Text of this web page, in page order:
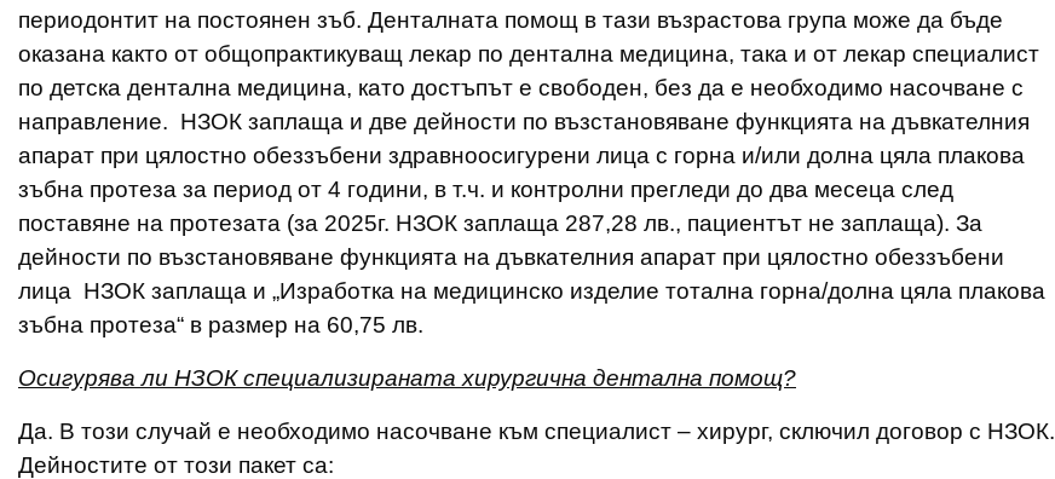
периодонтит на постоянен зъб. Денталната помощ в тази възрастова група може да бъде
оказана както от общопрактикуващ лекар по дентална медицина, така и от лекар специалист
по детска дентална медицина, като достъпът е свободен, без да е необходимо насочване с
направление. НЗОК заплаща и две дейности по възстановяване функцията на дъвкателния
апарат при цялостно обеззъбени здравноосигурени лица с горна и/или долна цяла плакова
зъбна протеза за период от 4 години, в т.ч. и контролни прегледи до два месеца след
поставяне на протезата (за 2025г. НЗОК заплаща 287,28 лв., пациентът не заплаща). За
дейности по възстановяване функцията на дъвкателния апарат при цялостно обеззъбени
лица НЗОК заплаща и „Изработка на медицинско изделие тотална горна/долна цяла плакова
зъбна протеза“ в размер на 60,75 лв.
Осигурява ли НЗОК специализираната хирургична дентална помощ?
Да. В този случай е необходимо насочване към специалист – хирург, сключил договор с НЗОК.
Дейностите от този пакет са: